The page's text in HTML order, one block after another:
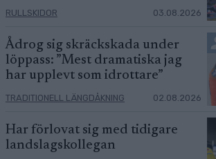
RULLSKIDOR 03.08.2026
Ådrog sig skräckskada under
löppass: ”Mest dramatiska jag
har upplevt som idrottare”
TRADITIONELL LÄNGDÅKNING 02.08.2026
Har förlovat sig med tidigare
landslagskollegan